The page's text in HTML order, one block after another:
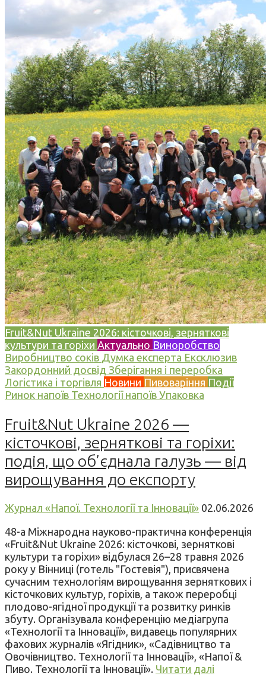
Fruit&Nut Ukraine 2026: кісточкові, зерняткові
культури та горіхи Актуально Виноробство
Виробництво соків Думка експерта Ексклюзив
Закордонний досвід Зберігання і переробка
Логістика і торгівля Новини Пивоваріння Події
Ринок напоїв Технології напоїв Упаковка
Fruit&Nut Ukraine 2026 —
кісточкові, зерняткові та горіхи:
подія, що об’єднала галузь — від
вирощування до експорту
Журнал «Напої. Технології та Інновації» 02.06.2026
48-а Міжнародна науково-практична конференція
«Fruit&Nut Ukraine 2026: кісточкові, зерняткові
культури та горіхи» відбулася 26–28 травня 2026
року у Вінниці (готель "Гостевія"), присвячена
сучасним технологіям вирощування зерняткових і
кісточкових культур, горіхів, а також переробці
плодово-ягідної продукції та розвитку ринків
збуту. Організувала конференцію медіагрупа
«Технології та Інновації», видавець популярних
фахових журналів «Ягідник», «Садівництво та
Овочівництво. Технології та Інновації», «Напої &
Пиво. Технології та Інновації». Читати далі